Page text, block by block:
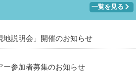
一覧を見る
地説明会」開催のお知らせ
ー参加者募集のお知らせ